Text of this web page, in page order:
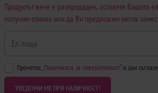
Продуктът вече е разпродаден, оставете Вашата
получим отново или да Ви предложим негов
Ел. поща
Прочетох „ Политиката за поверителност“ и съм
УВЕДОМИ МЕ ПРИ НАЛИЧНОСТ!